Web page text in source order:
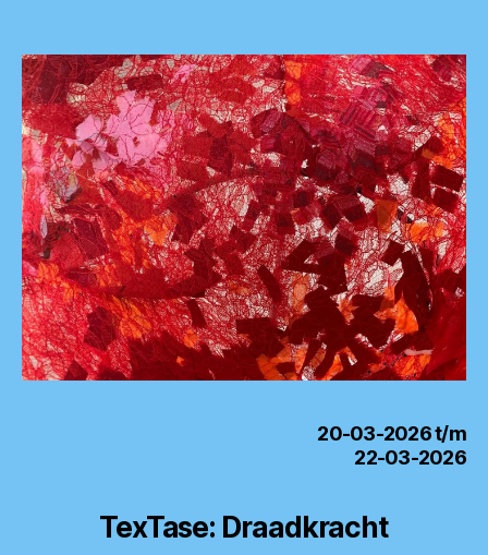
20-03-2026 t/m
22-03-2026
TexTase: Draadkracht